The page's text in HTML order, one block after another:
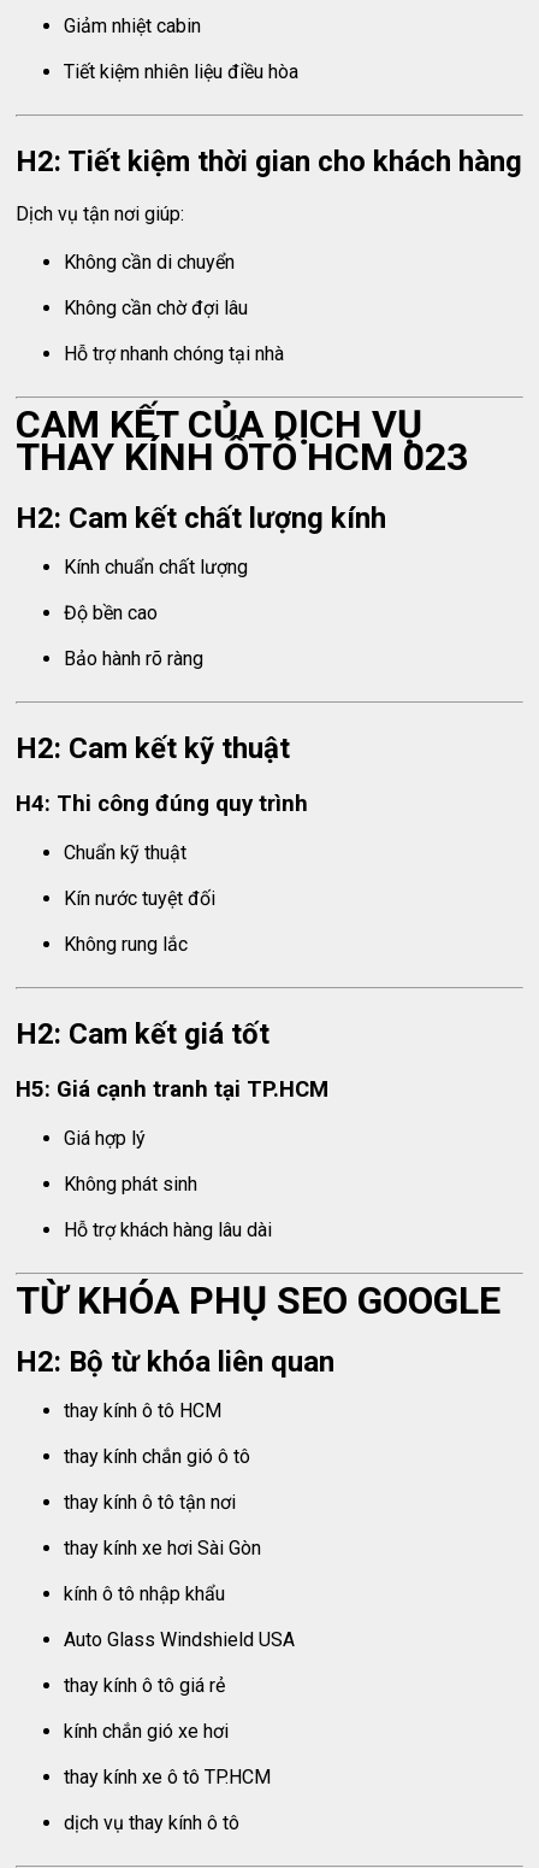
Giảm nhiệt cabin
Tiết kiệm nhiên liệu điều hòa
H2: Tiết kiệm thời gian cho khách hàng
Dịch vụ tận nơi giúp:
Không cần di chuyển
Không cần chờ đợi lâu
Hỗ trợ nhanh chóng tại nhà
CAM KẾT CỦA DỊCH VỤ
THAY KÍNH ÔTÔ HCM 023
H2: Cam kết chất lượng kính
Kính chuẩn chất lượng
Độ bền cao
Bảo hành rõ ràng
H2: Cam kết kỹ thuật
H4: Thi công đúng quy trình
Chuẩn kỹ thuật
Kín nước tuyệt đối
Không rung lắc
H2: Cam kết giá tốt
H5: Giá cạnh tranh tại TP.HCM
Giá hợp lý
Không phát sinh
Hỗ trợ khách hàng lâu dài
TỪ KHÓA PHỤ SEO GOOGLE
H2: Bộ từ khóa liên quan
thay kính ô tô HCM
thay kính chắn gió ô tô
thay kính ô tô tận nơi
thay kính xe hơi Sài Gòn
kính ô tô nhập khẩu
Auto Glass Windshield USA
thay kính ô tô giá rẻ
kính chắn gió xe hơi
thay kính xe ô tô TP.HCM
dịch vụ thay kính ô tô